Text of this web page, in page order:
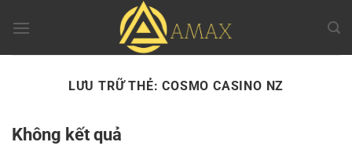
đến
LƯU TRỮ THẺ:COSMO CASINO NZ
Không kết quả